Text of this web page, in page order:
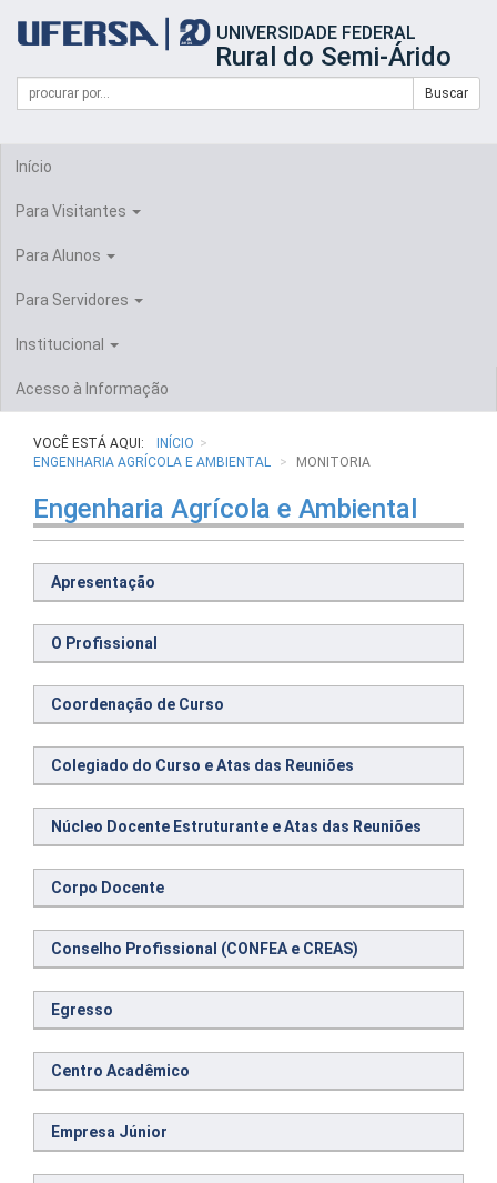
portal
UFERSA
UNIVERSIDADE FEDERAL
Rural do Semi-Árido
Formulário
Busca
Campo
de
Buscar
Início
Para Visitantes
Para Alunos
Para Servidores
Institucional
Acesso à Informação
VOCÊ ESTÁ AQUI:
INÍCIO
ENGENHARIA AGRÍCOLA E AMBIENTAL
MONITORIA
Engenharia Agrícola e Ambiental
Apresentação
O Profissional
Coordenação de Curso
Colegiado do Curso e Atas das Reuniões
Núcleo Docente Estruturante e Atas das Reuniões
Corpo Docente
Conselho Profissional (CONFEA e CREAS)
Egresso
Centro Acadêmico
Empresa Júnior